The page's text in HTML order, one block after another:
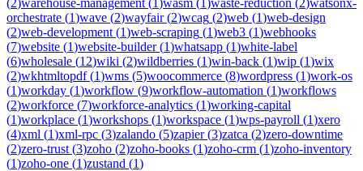
orchestrate (1)wave (2)wayfair(2)wcag (2)web (1)web-design
(2)web-development (1)web-scraping (1)web3 (1)webhooks
(7)website (1)website-builder(1)whatsapp (1)white-label
(6)wholesale (12)wiki (2)wildberries (1)win-back (1)wip (1)wix
(2)wkhtmltopdf(1)wms (5)woocommerce (8)wordpress (1)work-os
(1)workday (1)workflow (9)workflow-automation (1)workflows
(2)workforce (7)workforce-analytics (1)working-capital
(1)workplace (1)workshops (1)workspace (1)wps-payroll (1)xero
(4)xml (1)xml-rpc (3)zalando (5)zapier(3)zatca (2)zero-downtime
(2)zero-trust (3)zoho (2)zoho-books (1)zoho-crm (1)zoho-inventory
(1)zoho-one (1)zustand (1)